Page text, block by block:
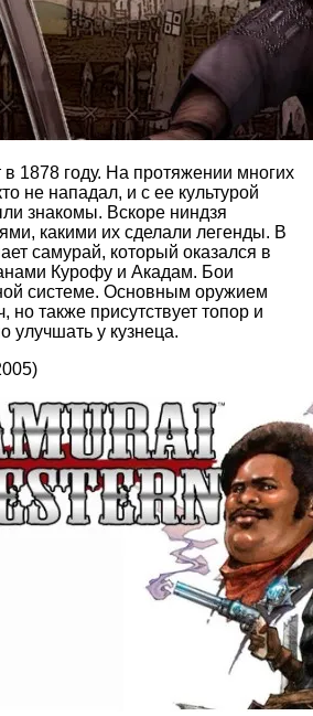
1878 году. На протяжении многих
не нападал, и с ее культурой
знакомы. Вскоре ниндзя
какими их сделали легенды. В
самурай, который оказался в
Курофу и Акадам. Бои
системе. Основным оружием
но также присутствует топор и
улучшать у кузнеца.